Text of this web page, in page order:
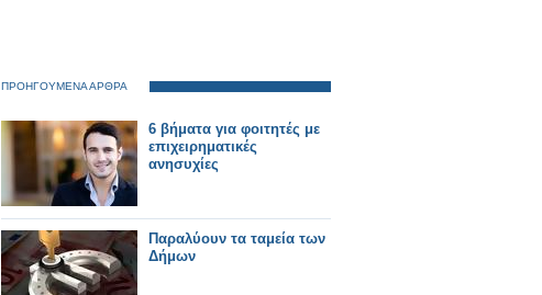
ΠΡΟΗΓΟΥΜΕΝΑ ΑΡΘΡΑ
6 βήματα για φοιτητές με
επιχειρηματικές
ανησυχίες
Παραλύουν τα ταμεία των
Δήμων